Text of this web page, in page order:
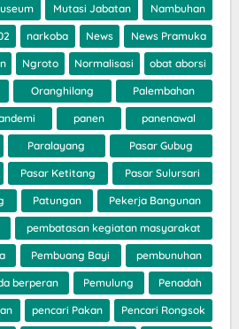
Mutasi Jabatan Nambuhan
narkoba News News Pramuka
Ngroto Normalisasi obat aborsi
Oranghilang Palembahan
panen panenawal
Paralayang Pasar Gubug
Pasar Ketitang Pasar Sulursari
Patungan Pekerja Bangunan
pembatasan kegiatan masyarakat
Pembuang Bayi pembunuhan
berperan Pemulung Penadah
pencari Pakan Pencari Rongsok